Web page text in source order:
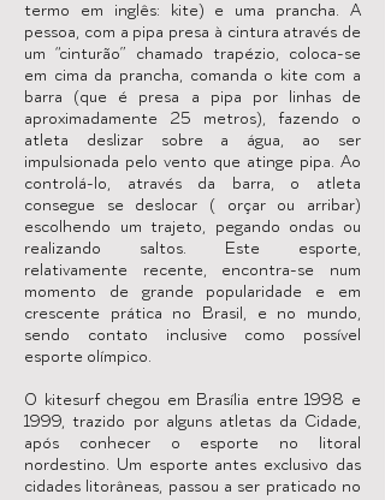
termo em inglês: kite) e uma prancha. A
pessoa, com a pipa presa à cintura através de
um “cinturão” chamado trapézio, coloca-se
em cima da prancha, comanda o kite com a
barra (que é presa a pipa por linhas de
aproximadamente 25 metros), fazendo o
atleta deslizar sobre a água, ao ser
impulsionada pelo vento que atinge pipa. Ao
controlá-lo, através da barra, o atleta
consegue se deslocar ( orçar ou arribar)
escolhendo um trajeto, pegando ondas ou
realizando saltos. Este esporte,
relativamente recente, encontra-se num
momento de grande popularidade e em
crescente prática no Brasil, e no mundo,
sendo contato inclusive como possível
esporte olímpico.
O kitesurf chegou em Brasília entre 1998 e
1999, trazido por alguns atletas da Cidade,
após conhecer o esporte no litoral
nordestino. Um esporte antes exclusivo das
cidades litorâneas, passou a ser praticado no